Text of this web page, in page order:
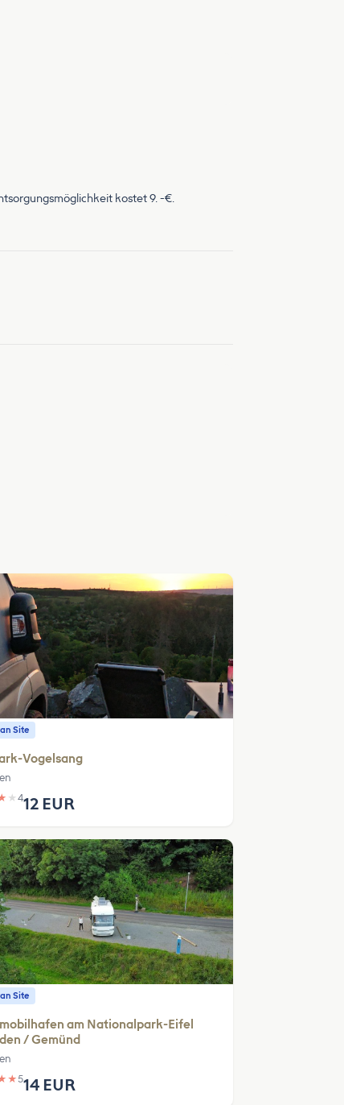
kostet 9. -€.
Site
Vogelsang
★ 412 EUR
Site
am Nationalpark-Eifel
/ Gemünd
★514 EUR